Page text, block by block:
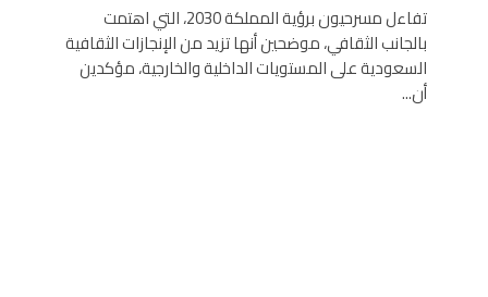
تفاءل مسرحيون برؤية المملكة 2030، التي اهتمت
بالجانب الثقافي، موضحين أنها تزيد من الإنجازات الثقافية
السعودية على المستويات الداخلية والخارجية، مؤكدين
أن...